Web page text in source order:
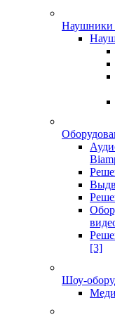
Наушники
[3]
Шоу-